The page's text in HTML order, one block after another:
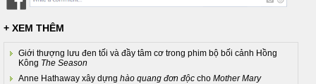
+ XEM THÊM
Giới thượng lưu đen tối và đầy tâm cơ trong phim bộ bối cảnh Hồng
Kông The Season
Anne Hathaway xây dựng hào quang đơn độc cho Mother Mary